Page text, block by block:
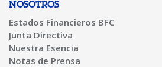
NOSOTROS
Estados Financieros BFC
Junta Directiva
Nuestra Esencia
Notas de Prensa